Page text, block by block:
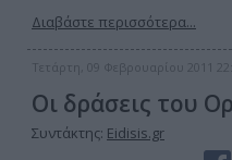
Διαβάστε περισσότερα...
Τετάρτη, 09 Φεβρουαρίου 2011
Οι δράσεις του
Συντάκτης: Eidisis.gr